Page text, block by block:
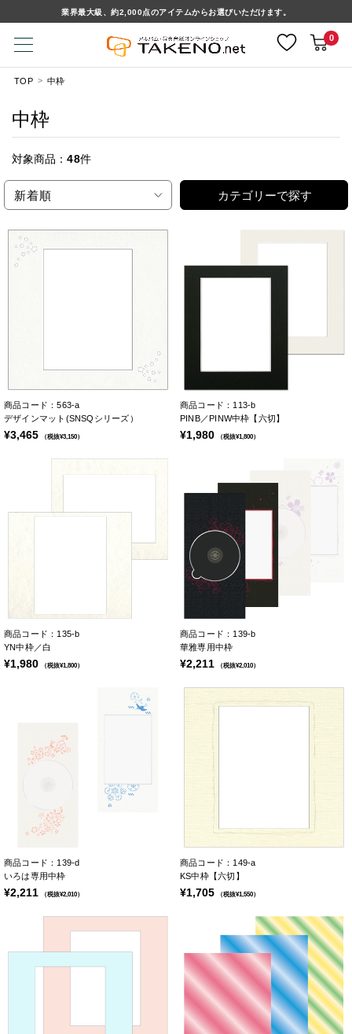
業界最大級、約2,000点のアイテムからお選びいただけます。
0
TOP 中枠
中枠
対象商品： 48件
新着順 カテゴリーで探す
商品コード：563-a
デザインマット(SNSQシリーズ）
¥3,465 （税抜¥3,150）
商品コード：113-b
PINB／PINW中枠【六切】
¥1,980 （税抜¥1,800）
商品コード：135-b
YN中枠／白
¥1,980 （税抜¥1,800）
商品コード：139-b
華雅専用中枠
¥2,211 （税抜¥2,010）
商品コード：139-d
いろは専用中枠
¥2,211 （税抜¥2,010）
商品コード：149-a
KS中枠【六切】
¥1,705 （税抜¥1,550）